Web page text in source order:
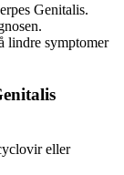
Genitalis.
lindre symptomer
eller